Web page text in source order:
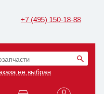
+7 (495) 150-18-88
не выбран